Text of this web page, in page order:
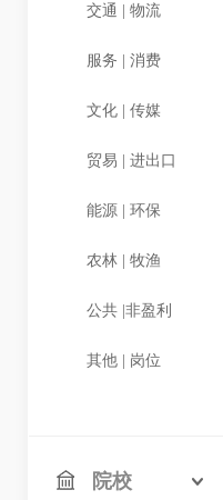
交通 | 物流
服务 | 消费
文化 | 传媒
贸易 | 进出口
能源 | 环保
农林 | 牧渔
公共 |非盈利
其他 | 岗位
院校